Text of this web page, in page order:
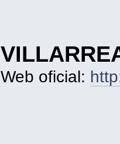
Web oficial: